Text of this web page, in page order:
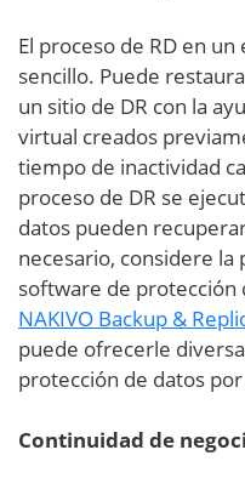
El proceso de RD en
sencillo. Puede
un sitio de DR con la
virtual creados
tiempo de inactividad
proceso de DR se
datos pueden
necesario, considere la
software de protección
NAKIVO Backup &
puede ofrecerle
protección de datos
Continuidad de